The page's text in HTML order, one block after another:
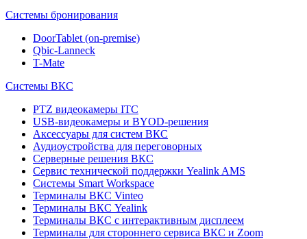
Системы бронирования
DoorTablet (on-premise)
Qbic-Lanneck
T-Mate
Системы ВКС
PTZ видеокамеры ITC
USB-видеокамеры и BYOD-решения
Аксессуары для систем ВКС
Аудиоустройства для переговорных
Серверные решения ВКС
Сервис технической поддержки Yealink AMS
Системы Smart Workspace
Терминалы ВКС Vinteo
Терминалы ВКС Yealink
Терминалы ВКС с интерактивным дисплеем
Терминалы для стороннего сервиса ВКС и Zoom